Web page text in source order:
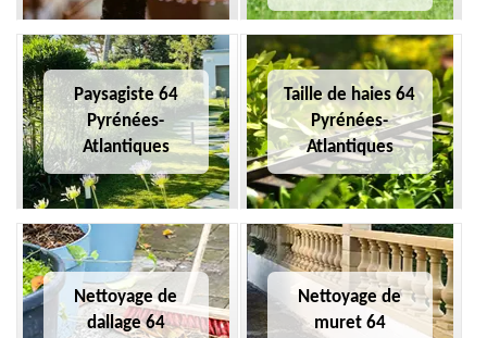
Paysagiste 64
Pyrénées-
Atlantiques
Taille de haies 64
Pyrénées-
Atlantiques
Nettoyage de
dallage 64
Nettoyage de
muret 64